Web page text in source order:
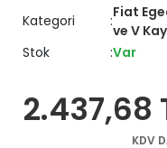
Kategori
Fiat
ve V
Stok
Var
2.437,68
KDV